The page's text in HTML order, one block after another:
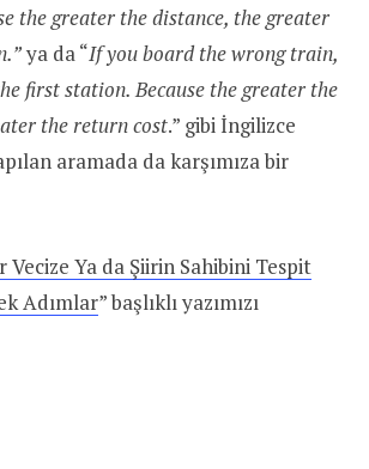
the greater the distance, the greater
ya da “If you board the wrong train,
first station. Because the greater the
the return cost.” gibi İngilizce
aramada da karşımıza bir
Vecize Ya da Şiirin Sahibini Tespit
Adımlar” başlıklı yazımızı